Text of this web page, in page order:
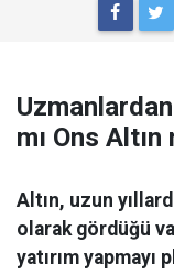
Uzmanlardan
mı Ons
Altın, uzun
olarak gördüğü
yatırım yapmayı